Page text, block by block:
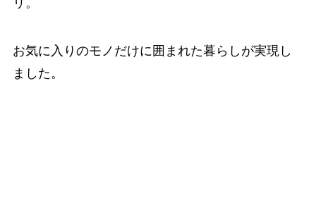
リ。
お気に入りのモノだけに囲まれた暮らしが実現し
ました。